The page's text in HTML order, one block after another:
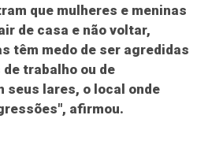
que mulheres e meninas
de casa e não voltar,
têm medo de ser agredidas
trabalho ou de
seus lares, o local onde
afirmou.